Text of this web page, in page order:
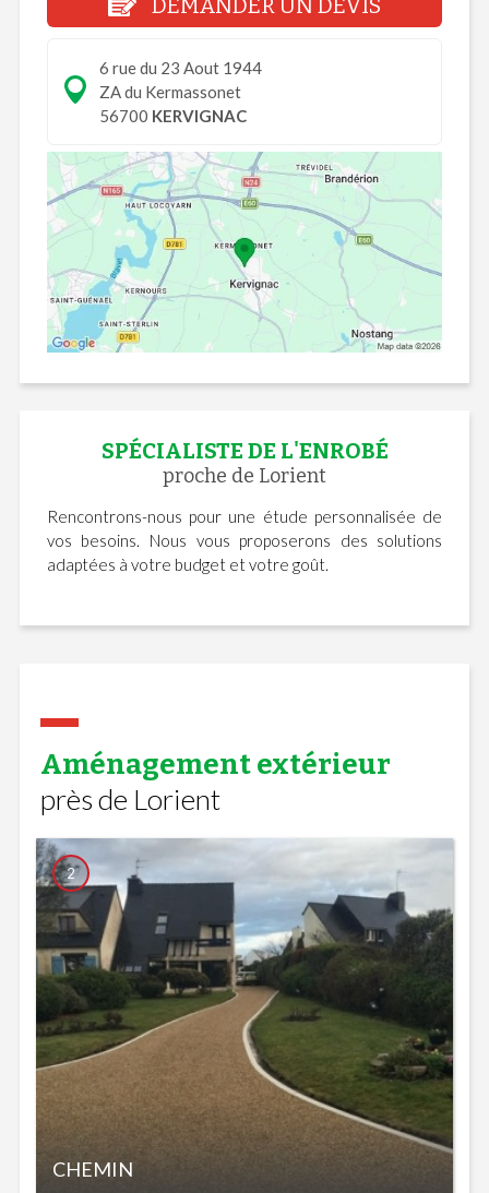
DEMANDER UN DEVIS
6 rue du 23 Aout 1944
ZA du Kermassonet
56700 KERVIGNAC
SPÉCIALISTE DE L'ENROBÉ
proche de Lorient
Rencontrons-nous pour une étude personnalisée de
vos besoins. Nous vous proposerons des solutions
adaptées à votre budget et votre goût.
Aménagement extérieur
près de Lorient
CHEMIN
2